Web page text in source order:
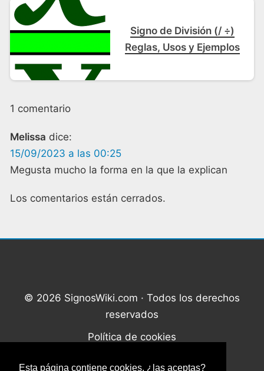
Esta página contiene cookies, ¿las aceptas?
Signo de División (/ ÷)
Reglas, Usos y Ejemplos
1 comentario
Melissa dice:
15/09/2023 a las 00:25
Megusta mucho la forma en la que la explican
Los comentarios están cerrados.
© 2026 SignosWiki.com · Todos los derechos
reservados
Política de cookies